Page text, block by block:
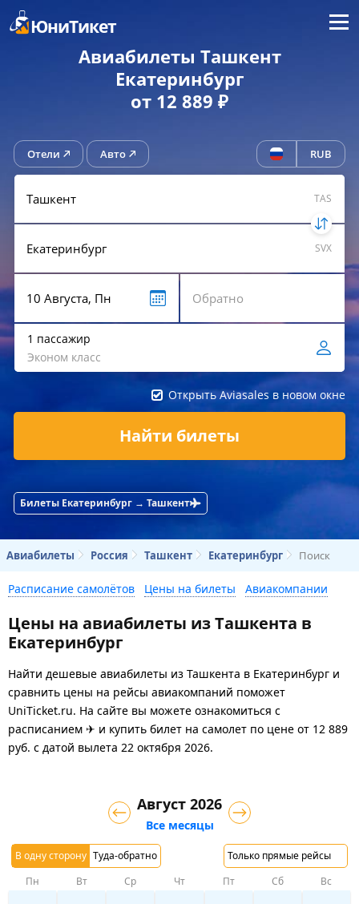
ЮниТикет Меню
Авиабилеты Ташкент
Екатеринбург
от 12 889 ₽
Отели Авто RUB
TAS
SVX
1 пассажир
Эконом класс
Открыть Aviasales в новом окне
Найти билеты
Билеты Екатеринбург → Ташкент
Авиабилеты Россия Ташкент Екатеринбург Поиск
Расписание самолётов Цены на билеты Авиакомпании
Цены на авиабилеты из Ташкента в
Екатеринбург
Найти дешевые авиабилеты из Ташкента в Екатеринбург и
сравнить цены на рейсы авиакомпаний поможет
UniTicket.ru. На сайте вы можете ознакомиться с
расписанием ✈ и купить билет на самолет по цене от 12 889
руб. с датой вылета 22 октября 2026.
В одну сторону Туда-обратно Только прямые рейсы
Август 2026
Все месяцы
Пн Вт Ср Чт Пт Сб Вс